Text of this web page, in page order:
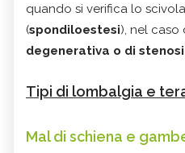
quando si verifica lo
(spondiloestesi), nel caso
degenerativa o di
Tipi di lombalgia e
Mal di schiena e